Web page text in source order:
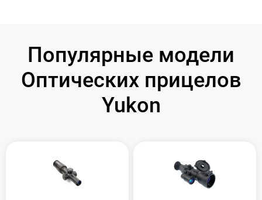
Популярные модели
Оптических прицелов
Yukon